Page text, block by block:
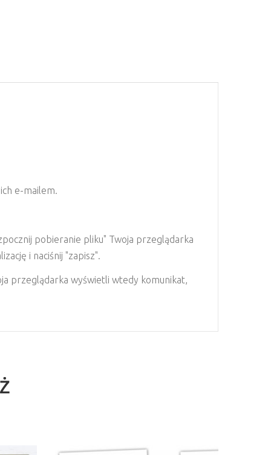
e-mailem.
pobieranie pliku" Twoja przeglądarka
i naciśnij "zapisz".
przeglądarka wyświetli wtedy komunikat,